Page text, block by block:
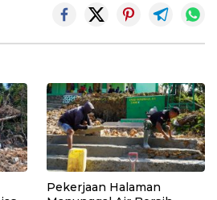
Pekerjaan Halaman